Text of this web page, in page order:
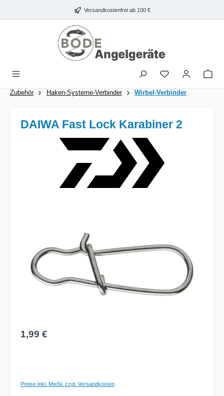
Zum Hauptinhalt springen Versandkostenfrei ab 100 €
Zubehör Haken-Systeme-Verbinder Wirbel-Verbinder
DAIWA Fast Lock Karabiner 2
Regulärer Preis:
1,99 €
Preise inkl. MwSt. zzgl. Versandkosten